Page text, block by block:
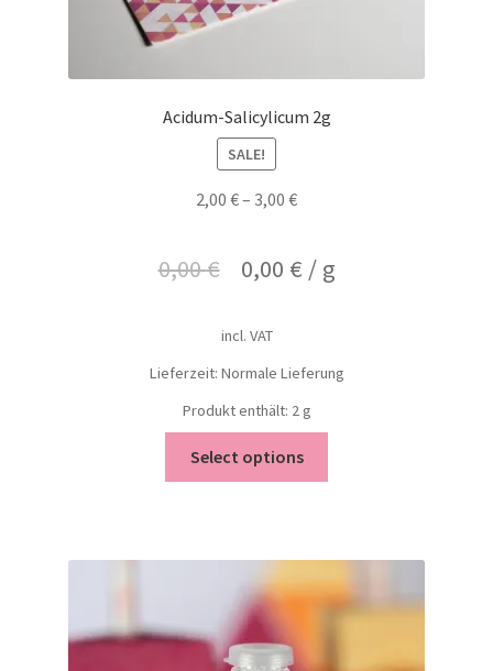
Acidum-Salicylicum 2g
SALE!
2,00 €– 3,00 €
0,00€ 0,00 € / g
incl. VAT
Lieferzeit: Normale Lieferung
Produkt enthält: 2g
Select options